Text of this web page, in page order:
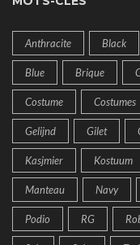
Anthracite Black
Blue Brique
Costume Costumes
Gelijnd Gilet
Kasjmier Kostuum
Manteau Navy
Podio RG